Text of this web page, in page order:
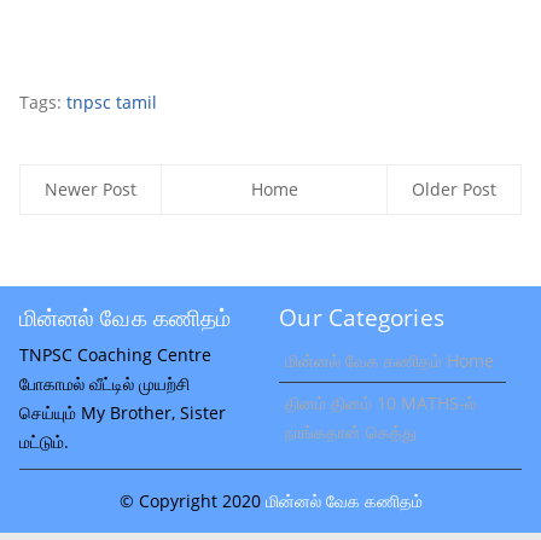
Tags: tnpsc tamil
Newer Post Older Post
Home
மின்னல் வேக கணிதம்
TNPSC Coaching Centre
போகாமல் வீட்டில் முயற்சி
செய்யும் My Brother, Sister
மட்டும்.
Our Categories
மின்னல் வேக கணிதம் Home
தினம் தினம் 10 MATHS-ல்
நாங்கதான் கெத்து
© Copyright 2020 மின்னல் வேக கணிதம்